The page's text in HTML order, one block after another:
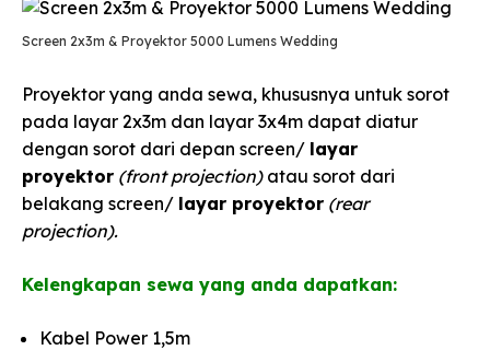
Screen 2x3m & Proyektor 5000 Lumens Wedding
Proyektor yang anda sewa, khususnya untuk sorot
pada layar 2x3m dan layar 3x4m dapat diatur
dengan sorot dari depan screen/ layar
proyektor (front projection) atau sorot dari
belakang screen/ layar proyektor (rear
projection).
Kelengkapan sewa yang anda dapatkan:
Kabel Power 1,5m